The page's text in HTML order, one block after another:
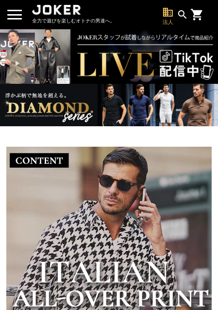
全力で遊びを楽しむオトナの男達へ。
business
法人
search